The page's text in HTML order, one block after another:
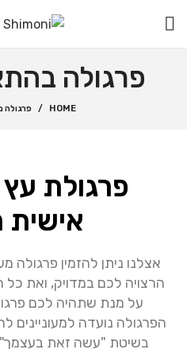
פרגולה
HOME פרגולה
פרגולת
אצלנו ניתן להזמין פרגולה
הרצויה לכם במדויק, ואת כל
על מנת שתהיה לכם
הפרגולה נועדה למעוניינים
בשיטת "עשה זאת בעצמך".